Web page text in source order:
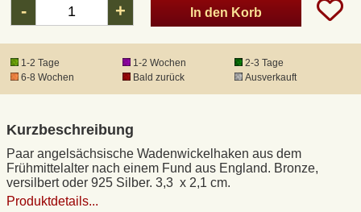
- + In den Korb
1-2 Tage 1-2 Wochen
2-3 Tage
6-8 Wochen
Bald zurück Ausverkauft
Kurzbeschreibung
Paar angelsächsische Wadenwickelhaken aus dem
Frühmittelalter nach einem Fund aus England. Bronze,
versilbert oder 925 Silber. 3,3 x 2,1 cm.
Produktdetails...
DHL Express
Waffenrecht und FSK 18
Datenschutz
Widerrufsrecht